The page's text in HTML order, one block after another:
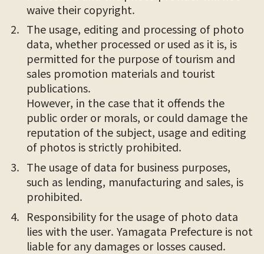
waive their copyright.
The usage, editing and processing of photo
data, whether processed or used as it is, is
permitted for the purpose of tourism and
sales promotion materials and tourist
publications.
However, in the case that it offends the
public order or morals, or could damage the
reputation of the subject, usage and editing
of photos is strictly prohibited.
The usage of data for business purposes,
such as lending, manufacturing and sales, is
prohibited.
Responsibility for the usage of photo data
lies with the user. Yamagata Prefecture is not
liable for any damages or losses caused.